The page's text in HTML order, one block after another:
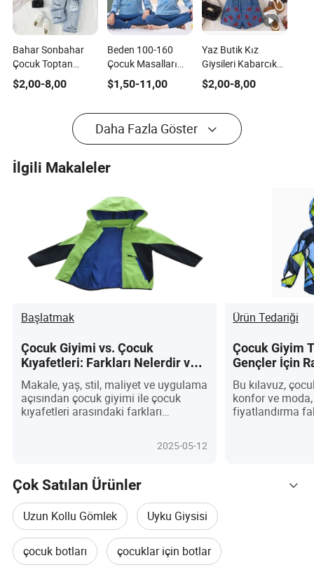
Bahar Sonbahar
Çocuk Toptan
Giyim Düz Renk
Kısa Kol Düzensiz
Pantolon Çocuk
Kıyafetleri Kızlar
$2,00-8,00
Beden 100-160
Çocuk Masalları
Sonbahar Kış
Bebek Kıyafetleri Ev
Yüksek Bel Pijama
Takımı 6m-6y
Çocuklar için
$1,50-11,00
Yaz Butik Kız
Giysileri Kabarcık
Kısa Kollu Volanlı
Üst Yay Baskılı Kot
Kız Giysi Setleri
$2,00-8,00
Daha Fazla Göster
İlgili Makaleler
Başlatmak
Çocuk Giyimi vs. Çocuk
Kıyafetleri: Farkları Nelerdir ve
Çocuğunuzun İhtiyaçlarına Göre
Nasıl Seçim Yapılır?
Makale, yaş, stil, maliyet ve uygulama
açısından çocuk giyimi ile çocuk
kıyafetleri arasındaki farkları
2025-05-12
Ürün Tedariği
Çocuk Giyim
Gençler İçin
Modadaki
Bu kılavuz,
konfor ve
fiyatlandırma
Çok Satılan Ürünler
Uzun Kollu Gömlek Uyku Giysisi
çocuk botları çocuklar için botlar